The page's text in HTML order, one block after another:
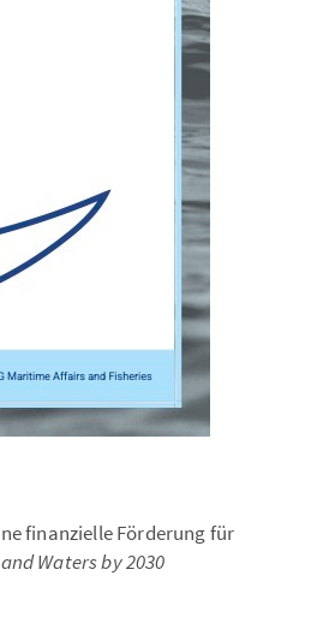
finanzielle Förderung für
Waters by 2030